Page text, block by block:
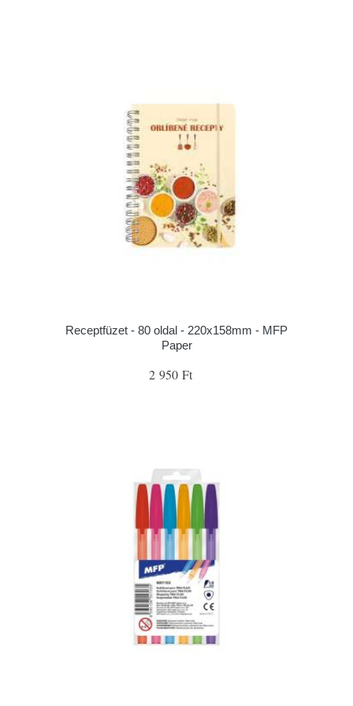
Receptfüzet - 80 oldal - 220x158mm - MFP
Paper
2 950 Ft